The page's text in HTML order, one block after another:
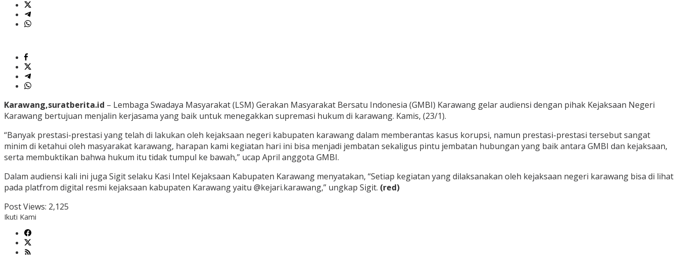
Karawang,suratberita.id – Lembaga Swadaya Masyarakat (LSM) Gerakan Masyarakat Bersatu Indonesia (GMBI) Karawang gelar audiensi dengan pihak Kejaksaan Negeri
Karawang bertujuan menjalin kerjasama yang baik untuk menegakkan supremasi hukum di karawang. Kamis, (23/1).
“Banyak prestasi-prestasi yang telah di lakukan oleh kejaksaan negeri kabupaten karawang dalam memberantas kasus korupsi, namun prestasi-prestasi tersebut sangat
minim di ketahui oleh masyarakat karawang, harapan kami kegiatan hari ini bisa menjadi jembatan sekaligus pintu jembatan hubungan yang baik antara GMBI dan kejaksaan,
serta membuktikan bahwa hukum itu tidak tumpul ke bawah,” ucap April anggota GMBI.
Dalam audiensi kali ini juga Sigit selaku Kasi Intel Kejaksaan Kabupaten Karawang menyatakan, “Setiap kegiatan yang dilaksanakan oleh kejaksaan negeri karawang bisa di lihat
pada platfrom digital resmi kejaksaan kabupaten Karawang yaitu @kejari.karawang,” ungkap Sigit. (red)
Post Views: 2,125
Ikuti Kami